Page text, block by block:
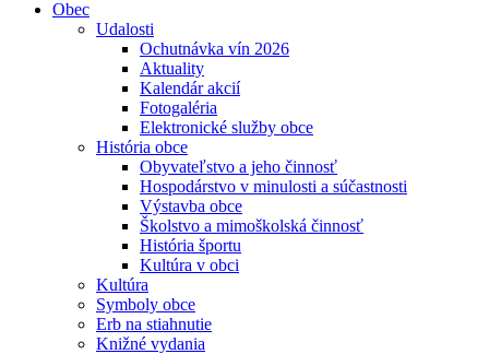
Obec
Udalosti
Ochutnávka vín 2026
Aktuality
Kalendár akcií
Fotogaléria
Elektronické služby obce
História obce
Obyvateľstvo a jeho činnosť
Hospodárstvo v minulosti a súčastnosti
Výstavba obce
Školstvo a mimoškolská činnosť
História športu
Kultúra v obci
Kultúra
Symboly obce
Erb na stiahnutie
Knižné vydania